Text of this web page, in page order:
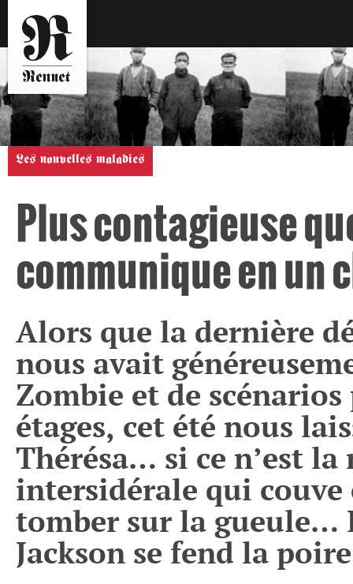
Les nouvelles maladies
Plus contagieuse
communique en un
Alors que la dernière
nous avait
Zombie et de
étages, cet été nous
Thérésa… si ce n’est la
intersidérale qui
tomber sur la gueule…
Jackson se fend la